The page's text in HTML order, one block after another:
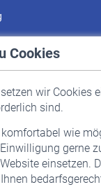
Cookies
wir Cookies
sind.
wie
gerne
einsetzen.